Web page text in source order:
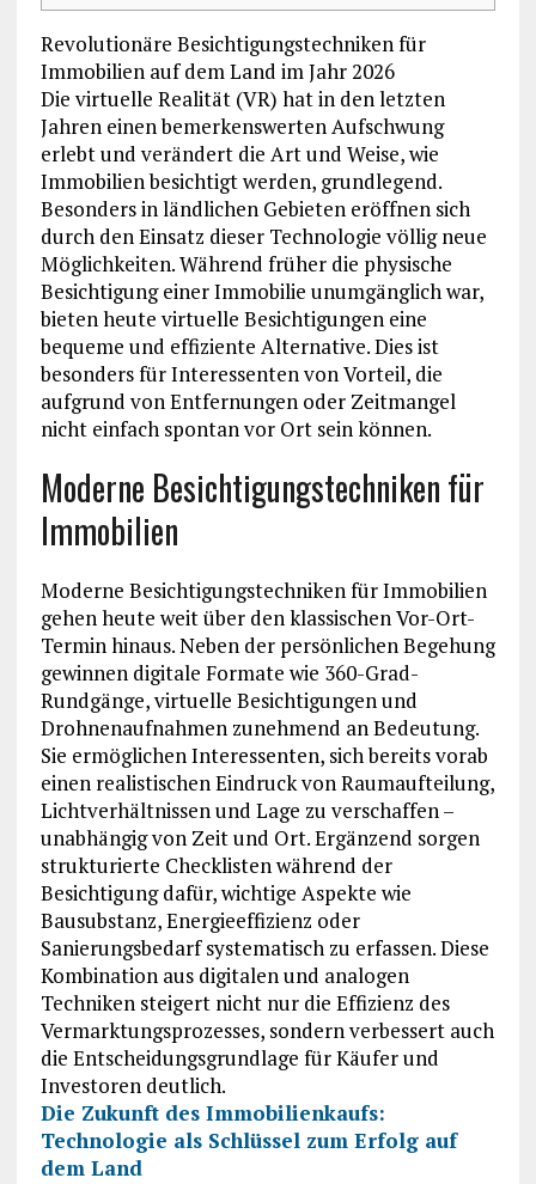
Revolutionäre Besichtigungstechniken für
Immobilien auf dem Land im Jahr 2026
Die virtuelle Realität (VR) hat in den letzten
Jahren einen bemerkenswerten Aufschwung
erlebt und verändert die Art und Weise, wie
Immobilien besichtigt werden, grundlegend.
Besonders in ländlichen Gebieten eröffnen sich
durch den Einsatz dieser Technologie völlig neue
Möglichkeiten. Während früher die physische
Besichtigung einer Immobilie unumgänglich war,
bieten heute virtuelle Besichtigungen eine
bequeme und effiziente Alternative. Dies ist
besonders für Interessenten von Vorteil, die
aufgrund von Entfernungen oder Zeitmangel
nicht einfach spontan vor Ort sein können.
Moderne Besichtigungstechniken für
Immobilien
Moderne Besichtigungstechniken für Immobilien
gehen heute weit über den klassischen Vor-Ort-
Termin hinaus. Neben der persönlichen Begehung
gewinnen digitale Formate wie 360-Grad-
Rundgänge, virtuelle Besichtigungen und
Drohnenaufnahmen zunehmend an Bedeutung.
Sie ermöglichen Interessenten, sich bereits vorab
einen realistischen Eindruck von Raumaufteilung,
Lichtverhältnissen und Lage zu verschaffen –
unabhängig von Zeit und Ort. Ergänzend sorgen
strukturierte Checklisten während der
Besichtigung dafür, wichtige Aspekte wie
Bausubstanz, Energieeffizienz oder
Sanierungsbedarf systematisch zu erfassen. Diese
Kombination aus digitalen und analogen
Techniken steigert nicht nur die Effizienz des
Vermarktungsprozesses, sondern verbessert auch
die Entscheidungsgrundlage für Käufer und
Investoren deutlich.
Die Zukunft des Immobilienkaufs:
Technologie als Schlüssel zum Erfolg auf
dem Land